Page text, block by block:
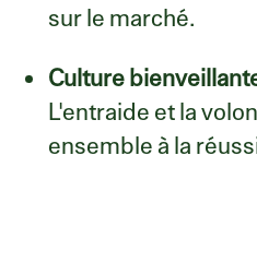
sur le marché.
Culture
L'entraide et la
ensemble à la